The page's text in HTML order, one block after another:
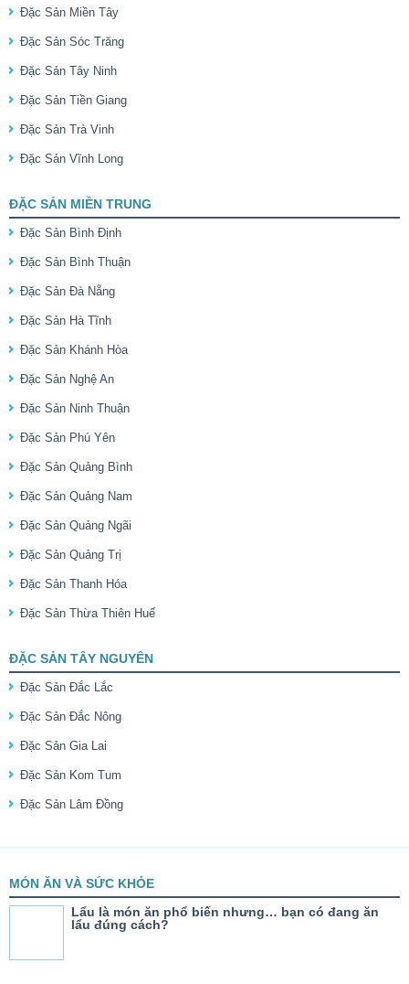
Đặc Sản Miền Tây
Đặc Sản Sóc Trăng
Đặc Sản Tây Ninh
Đặc Sản Tiền Giang
Đặc Sản Trà Vinh
Đặc Sản Vĩnh Long
ĐẶC SẢN MIỀN TRUNG
Đặc Sản Bình Định
Đặc Sản Bình Thuận
Đặc Sản Đà Nẵng
Đặc Sản Hà Tĩnh
Đặc Sản Khánh Hòa
Đặc Sản Nghệ An
Đặc Sản Ninh Thuận
Đặc Sản Phú Yên
Đặc Sản Quảng Bình
Đặc Sản Quảng Nam
Đặc Sản Quảng Ngãi
Đặc Sản Quảng Trị
Đặc Sản Thanh Hóa
Đặc Sản Thừa Thiên Huế
ĐẶC SẢN TÂY NGUYÊN
Đặc Sản Đắc Lắc
Đặc Sản Đắc Nông
Đặc Sản Gia Lai
Đặc Sản Kom Tum
Đặc Sản Lâm Đồng
MÓN ĂN VÀ SỨC KHỎE
Lẩu là món ăn phổ biến nhưng… bạn có đang ăn
lẩu đúng cách?